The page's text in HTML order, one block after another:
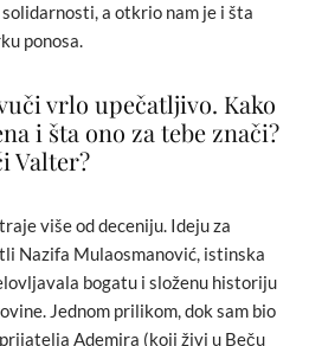
a otkrio nam je i šta
ponosa.
vrlo upečatljivo. Kako
i šta ono za tebe znači?
Valter?
više od deceniju. Ideju za
Nazifa Mulaosmanović, istinska
bogatu i složenu historiju
Jednom prilikom, dok sam bio
Ademira (koji živi u Beču